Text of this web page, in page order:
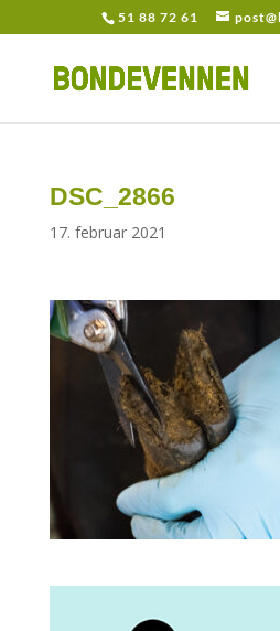
51 88 72 61
DSC_2866
17. februar 2021